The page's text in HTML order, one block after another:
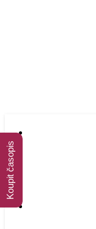
Koupit časopis